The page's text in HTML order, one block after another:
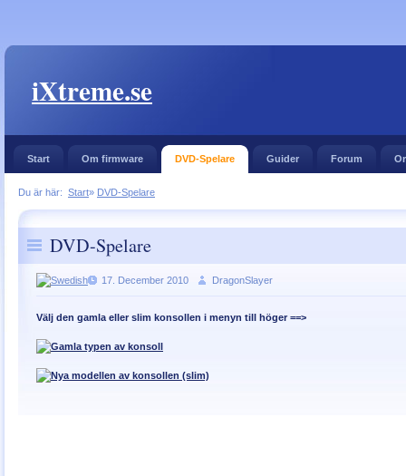
iXtreme.se
Start Om firmware DVD-Spelare Guider Forum
Du är här: Start» DVD-Spelare
DVD-Spelare
17. December 2010 DragonSlayer
Välj den gamla eller slim konsollen i menyn till höger ==>